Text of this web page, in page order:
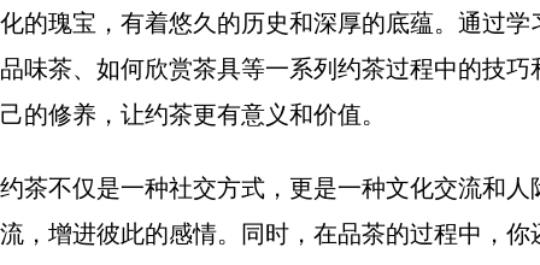
化的瑰宝，有着悠久的历史和深厚的底蕴。通过
品味茶、如何欣赏茶具等一系列约茶过程中的技
己的修养，让约茶更有意义和价值。
约茶不仅是一种社交方式，更是一种文化交流和
流，增进彼此的感情。同时，在品茶的过程中，